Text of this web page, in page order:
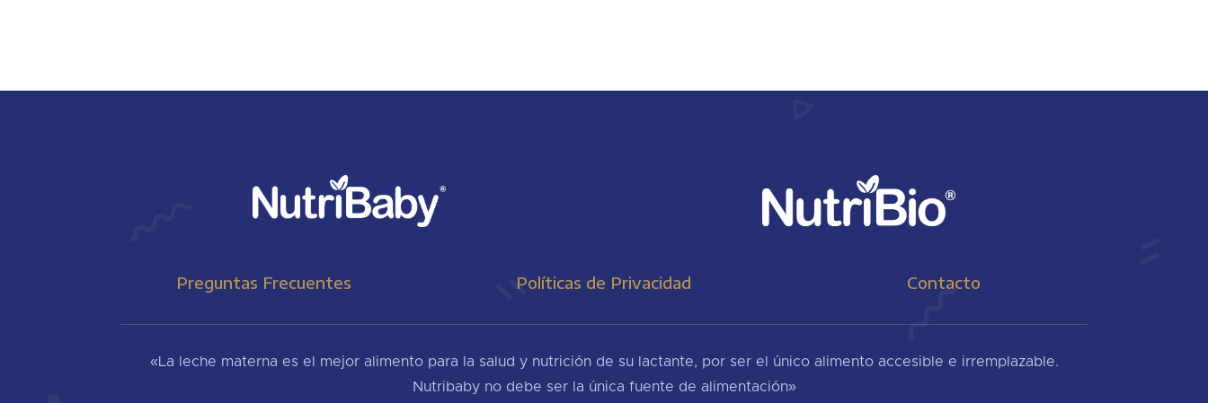
Preguntas Frecuentes Políticas de Privacidad Contacto
«La leche materna es el mejor alimento para la salud y nutrición de su lactante, por ser el único alimento accesible e irremplazable.
Nutribaby no debe ser la única fuente de alimentación»